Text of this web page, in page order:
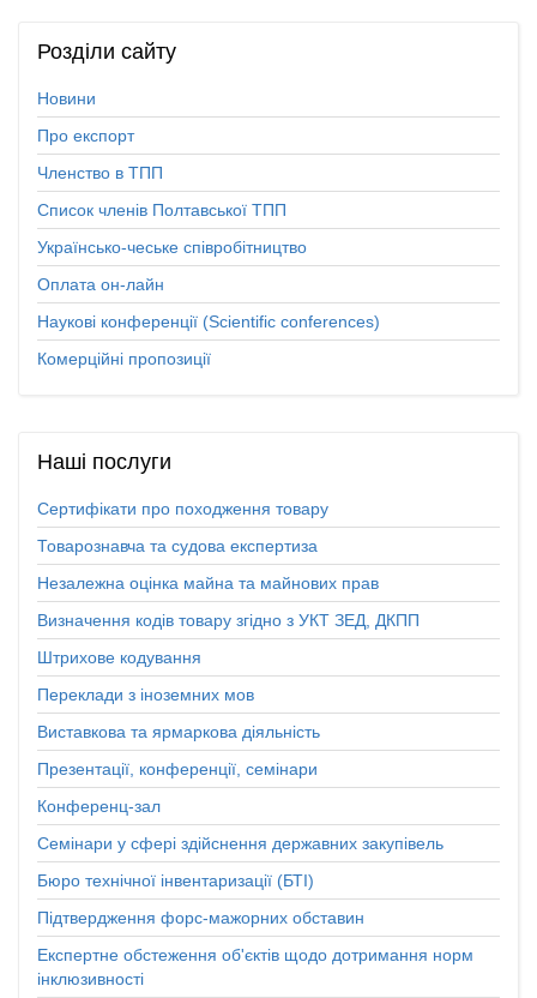
Розділи сайту
Новини
Про експорт
Членство в ТПП
Список членів Полтавської ТПП
Українсько-чеське співробітництво
Оплата он-лайн
Наукові конференції (Scientific conferences)
Комерційні пропозиції
Наші послуги
Сертифікати про походження товару
Товарознавча та судова експертиза
Незалежна оцінка майна та майнових прав
Визначення кодів товару згідно з УКТ ЗЕД, ДКПП
Штрихове кодування
Переклади з іноземних мов
Виставкова та ярмаркова діяльність
Презентації, конференції, семінари
Конференц-зал
Семінари у сфері здійснення державних закупівель
Бюро технічної інвентаризації (БТІ)
Підтвердження форс-мажорних обставин
Експертне обстеження об'єктів щодо дотримання норм
інклюзивності